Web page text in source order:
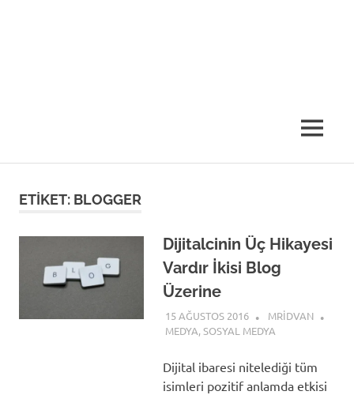
MENU
ETIKET: BLOGGER
Dijitalcinin Üç Hikayesi
Vardır İkisi Blog
Üzerine
15 AĞUSTOS 2016
MRIDVAN
MEDYA,SOSYAL MEDYA
Dijital ibaresi nitelediği tüm
isimleri pozitif anlamda etkisi